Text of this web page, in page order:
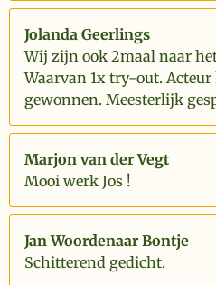
Jolanda Geerlings
Wij zijn ook 2maal naar
Waarvan 1x try-out.
gewonnen. Meesterlijk
Marjon van der Vegt
Mooi werk Jos !
Jan Woordenaar Bontje
Schitterend gedicht.